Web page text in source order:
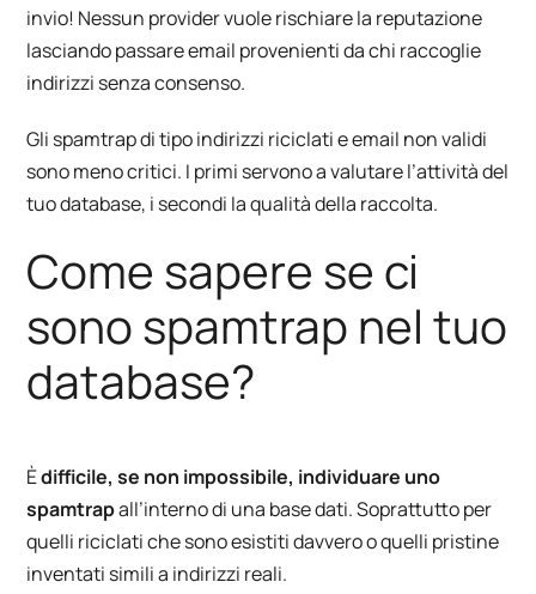
invio! Nessun provider vuole rischiare la reputazione
lasciando passare email provenienti da chi raccoglie
indirizzi senza consenso.
Gli spamtrap di tipo indirizzi riciclati e email non validi
sono meno critici. I primi servono a valutare l’attività del
tuo database, i secondi la qualità della raccolta.
Come sapere se ci
sono spamtrap nel tuo
database?
Èdifficile, se non impossibile, individuare uno
spamtrapall’interno di una base dati. Soprattutto per
quelli riciclati che sono esistiti davvero o quelli pristine
inventati simili a indirizzi reali.